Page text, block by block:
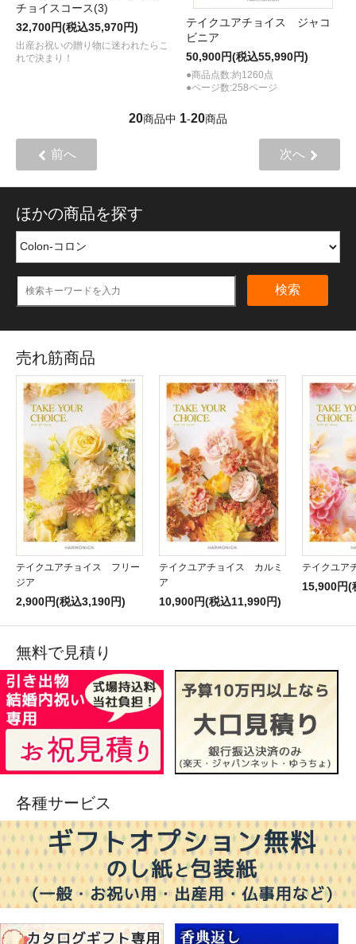
チョイスコース(3)
32,700円(税込35,970円)
出産お祝いの贈り物に迷われたらこ
れで決まり！
テイクユアチョイス ジャコ
ビニア
50,900円(税込55,990円)
●商品点数:約1260点
●ページ数:258ページ
20商品中 1-20商品
前へ 次へ
ほかの商品を探す
検索
売れ筋商品
テイクユアチョイス フリー
ジア
2,900円(税込3,190円)
テイクユアチョイス カルミ
ア
10,900円(税込11,990円)
テイクユア
15,900円(
無料で見積り
各種サービス